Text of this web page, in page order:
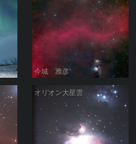
今城 雅彦
オリオン大星雲